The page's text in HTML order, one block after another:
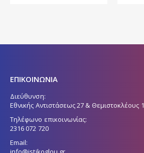
ΕΠΙΚΟΙΝΩΝΙΑ
Διεύθυνση:
Εθνικής Αντιστάσεως 27 & Θεμιστοκλέους 1
Τηλέφωνο επικοινωνίας:
2316 072 720
Email: